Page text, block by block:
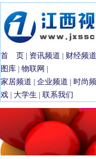
首 页 | 资讯频道 | 财经频道
图库 | 物联网 |
家居频道 | 企业频道 | 时尚
戏 | 大学生 | 联系我们